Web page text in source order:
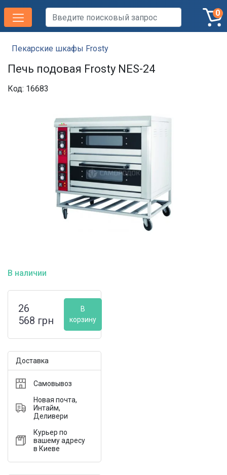
0
Пекарские шкафы Frosty
Печь подовая Frosty NES-24
Код: 16683
В наличии
26
568 грн
В
корзину
Доставка
Самовывоз
Новая почта,
Интайм,
Деливери
Курьер по
вашему адресу
в Киеве